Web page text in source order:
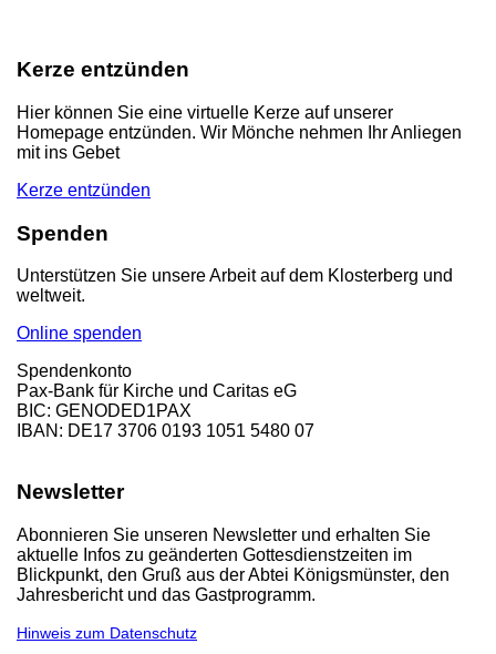
Kerze entzünden
Hier können Sie eine virtuelle Kerze auf unserer
Homepage entzünden. Wir Mönche nehmen Ihr Anliegen
mit ins Gebet
Kerze entzünden
Spenden
Unterstützen Sie unsere Arbeit auf dem Klosterberg und
weltweit.
Online spenden
Spendenkonto
Pax-Bank für Kirche und Caritas eG
BIC: GENODED1PAX
IBAN: DE17 3706 0193 1051 5480 07
Newsletter
Abonnieren Sie unseren Newsletter und erhalten Sie
aktuelle Infos zu geänderten Gottesdienstzeiten im
Blickpunkt, den Gruß aus der Abtei Königsmünster, den
Jahresbericht und das Gastprogramm.
Hinweis zum Datenschutz